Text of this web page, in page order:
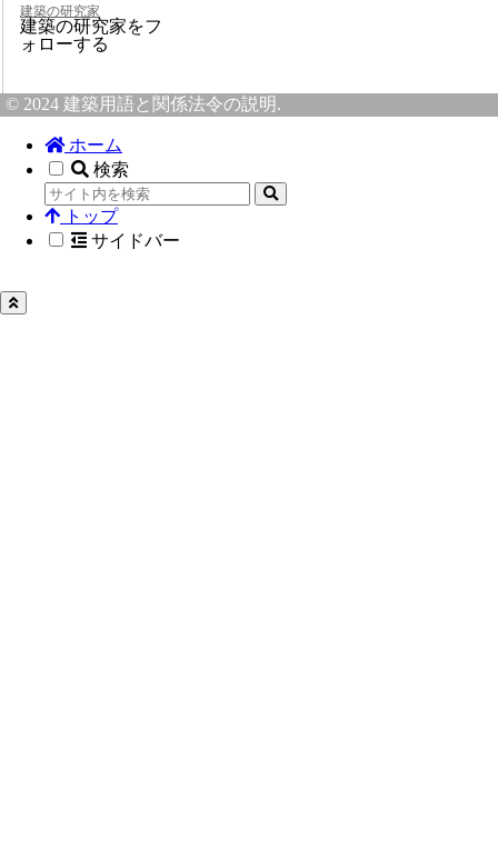
建築の研究家
建築の研究家をフ
ォローする
© 2024 建築用語と関係法令の説明.
ホーム
検索
トップ
サイドバー